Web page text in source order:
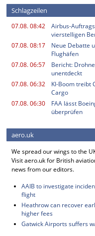
Schlagzeilen
07.08. 08:42
Airbus-
vierstelligen
07.08. 08:17
Neue Debatte
Flughäfen
07.08. 06:57
Bericht:
unentdeckt
07.08. 06:32
KI-Boom treibt
Cargo
07.08. 06:30
FAA lässt
überprüfen
aero.uk
We spread our wings to the
Visit aero.uk for British
news from our editors.
AAIB to investigate
flight
Heathrow can recover
higher fees
Gatwick Airports suffers